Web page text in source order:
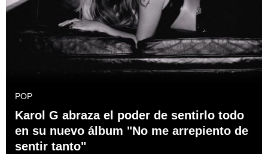
POP
Karol G abraza el poder de sentirlo todo
en su nuevo álbum "No me arrepiento de
sentir tanto"